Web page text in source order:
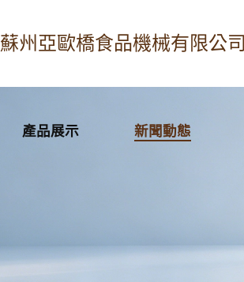
蘇州亞歐橋食品機械有限公司
產品展示 新聞動態